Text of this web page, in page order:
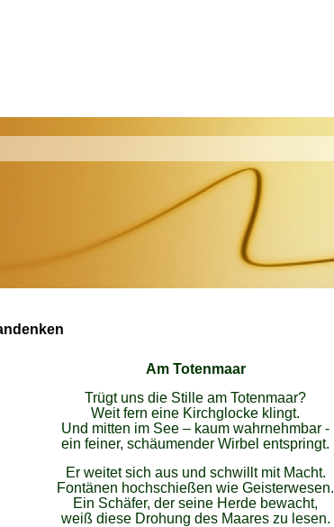
Am Totenmaar
Trügt uns die Stille am Totenmaar?
Weit fern eine Kirchglocke klingt.
Und mitten im See – kaum wahrnehmbar -
ein feiner, schäumender Wirbel entspringt.
Er weitet sich aus und schwillt mit Macht.
Fontänen hochschießen wie Geisterwesen.
Ein Schäfer, der seine Herde bewacht,
weiß diese Drohung des Maares zu lesen.